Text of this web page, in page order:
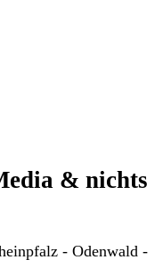
& nichts
- Odenwald -